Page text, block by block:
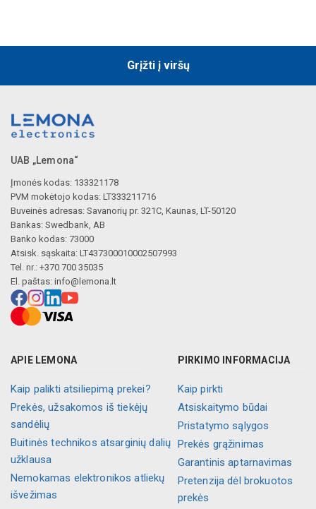
Grįžti į viršų
UAB „Lemona“
Įmonės kodas: 133321178
PVM mokėtojo kodas: LT333211716
Buveinės adresas: Savanorių pr. 321C, Kaunas, LT-50120
Bankas: Swedbank, AB
Banko kodas: 73000
Atsisk. sąskaita: LT437300010002507993
Tel. nr.: +370 700 35035
El. paštas: info@lemona.lt
APIE LEMONA
Kaip palikti atsiliepimą prekei?
Prekės, užsakomos iš tiekėjų
sandėlių
Buitinės technikos atsarginių dalių
užklausa
Nemokamas elektronikos atliekų
išvežimas
PIRKIMO INFORMACIJA
Kaip pirkti
Atsiskaitymo būdai
Pristatymo sąlygos
Prekės grąžinimas
Garantinis aptarnavimas
Pretenzija dėl brokuotos
prekės